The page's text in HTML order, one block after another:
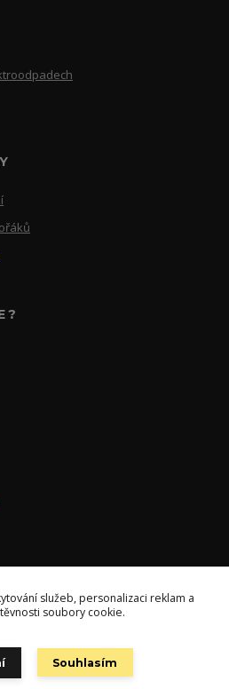
služeb, personalizaci reklam a
soubory cookie.
Souhlasím